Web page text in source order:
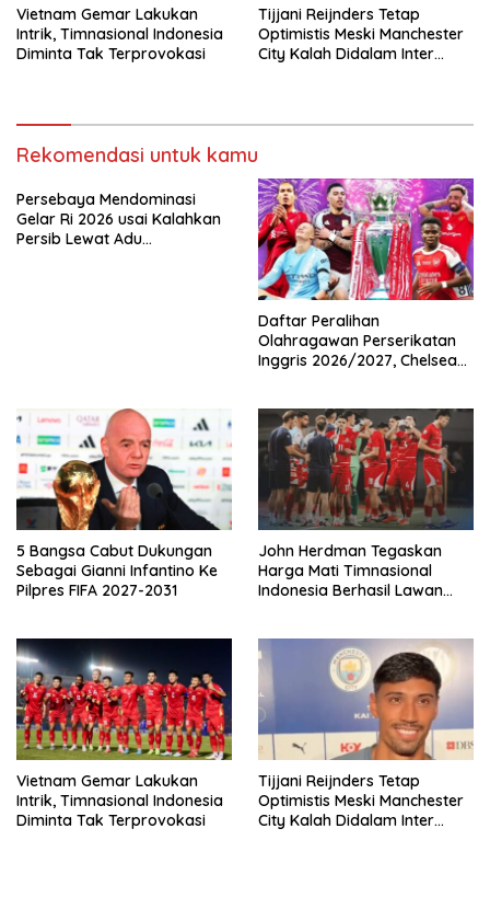
Vietnam Gemar Lakukan
Intrik, Timnasional Indonesia
Diminta Tak Terprovokasi
Tijjani Reijnders Tetap
Optimistis Meski Manchester
City Kalah Didalam Inter
Rekomendasi untuk kamu
Persebaya Mendominasi
Gelar Ri 2026 usai Kalahkan
Persib Lewat Adu
Daftar Peralihan
Olahragawan Perserikatan
Inggris 2026/2027, Chelsea
5 Bangsa Cabut Dukungan
Sebagai Gianni Infantino Ke
Pilpres FIFA 2027-2031
John Herdman Tegaskan
Harga Mati Timnasional
Indonesia Berhasil Lawan
Vietnam Gemar Lakukan
Intrik, Timnasional Indonesia
Diminta Tak Terprovokasi
Tijjani Reijnders Tetap
Optimistis Meski Manchester
City Kalah Didalam Inter